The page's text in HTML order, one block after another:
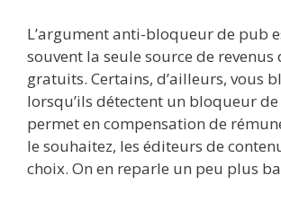
L’argument anti-bloqueur de pub
souvent la seule source de revenus
gratuits. Certains, d’ailleurs, vous
lorsqu’ils détectent un bloqueur
permet en compensation de
le souhaitez, les éditeurs de
choix. On en reparle un peu plus